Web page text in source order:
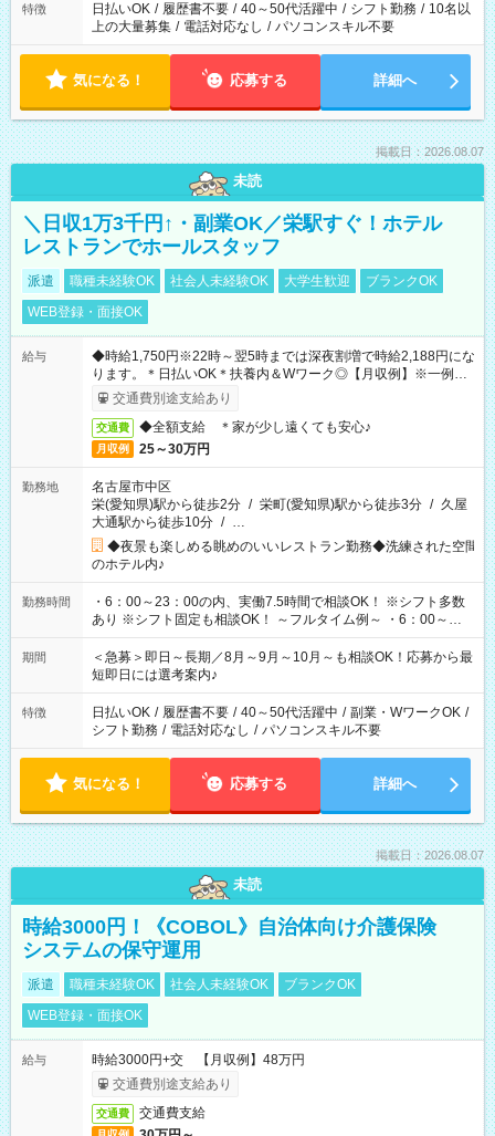
特徴 日払いOK / 履歴書不要 / 40～50代活躍中 / シフト勤務 / 10名以
上の大量募集 / 電話対応なし / パソコンスキル不要
気になる！ 応募する 詳細へ
掲載日：2026.08.07
未読
＼日収1万3千円↑・副業OK／栄駅すぐ！ホテル
レストランでホールスタッフ
派遣 職種未経験OK 社会人未経験OK 大学生歓迎
ブランクOK
WEB登録・面接OK
給与
◆時給1,750円※22時～翌5時までは深夜割増で時給2,188円にな
ります。＊日払いOK＊扶養内＆Wワーク◎【月収例】※一例で
す！ 約275,625円（時給1,750円×実働7.5h×21日）
交通費別途支給あり
交通費 ◆全額支給 ＊家が少し遠くても安心♪
月収例 25～30万円
勤務地
名古屋市中区
栄(愛知県)駅から徒歩2分 / 栄町(愛知県)駅から徒歩3分 / 久屋
大通駅から徒歩10分 / …
◆夜景も楽しめる眺めのいいレストラン勤務◆洗練された空間
のホテル内♪
勤務時間
・6：00～23：00の内、実働7.5時間で相談OK！ ※シフト多数
あり ※シフト固定も相談OK！ ～フルタイム例～ ・6：00～
14：30 ・7：00～15：30 ・13：30～22：00 ・14：30～23：
00 【休憩】 ・60分
期間
＜急募＞即日～長期／8月～9月～10月～も相談OK！応募から最
短即日には選考案内♪
特徴 日払いOK / 履歴書不要 / 40～50代活躍中 / 副業・WワークOK /
シフト勤務 / 電話対応なし / パソコンスキル不要
気になる！ 応募する 詳細へ
掲載日：2026.08.07
未読
時給3000円！《COBOL》自治体向け介護保険
システムの保守運用
派遣 職種未経験OK 社会人未経験OK
ブランクOK
WEB登録・面接OK
給与
時給3000円+交 【月収例】48万円
交通費別途支給あり
交通費 交通費支給